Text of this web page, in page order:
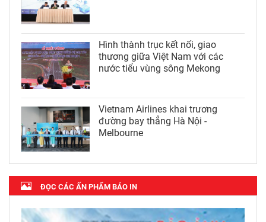
Hình thành trục kết nối, giao
thương giữa Việt Nam với các
nước tiểu vùng sông Mekong
Vietnam Airlines khai trương
đường bay thẳng Hà Nội -
Melbourne
ĐỌC CÁC ẤN PHẨM BÁO IN